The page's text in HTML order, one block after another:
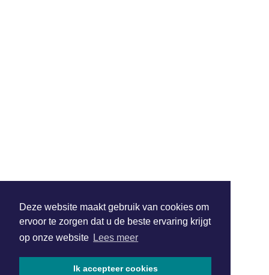
Deze website maakt gebruik van cookies om
ervoor te zorgen dat u de beste ervaring krijgt
op onze website Lees meer
Ik accepteer cookies